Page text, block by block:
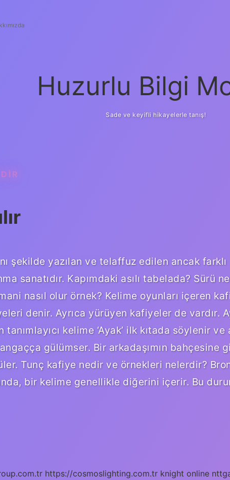
Huzurlu Bilgi
Sade ve keyifli hikayelerle tanış!
şekilde yazılan ve telaffuz edilen ancak farklı
sanatıdır. Kapımdaki asılı tabelada? Sürü
nasıl olur örnek? Kelime oyunları içeren
denir. Ayrıca yürüyen kafiyeler de vardır.
kelime ‘Ayak’ ilk kıtada söylenir ve
gülümser. Bir arkadaşımın bahçesine
Tunç kafiye nedir ve örnekleri nelerdir?
bir kelime genellikle diğerini içerir. Bu
https://cosmoslighting.com.tr knight online